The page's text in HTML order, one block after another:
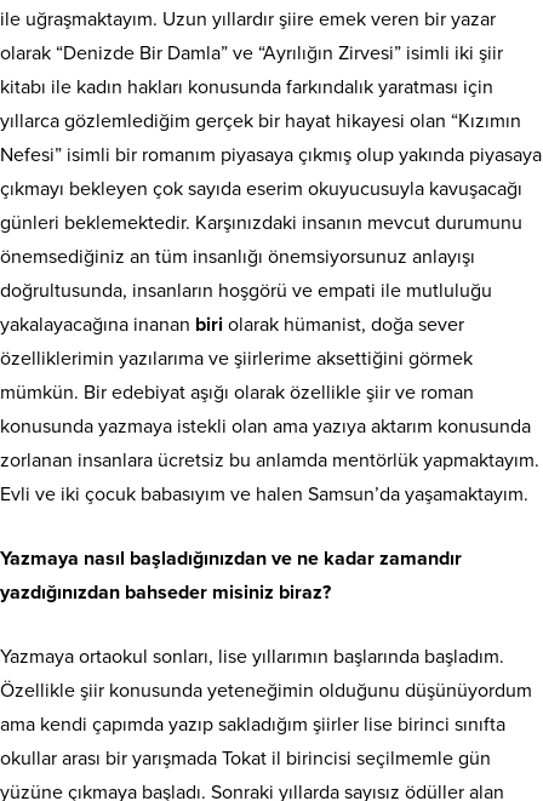
ile uğraşmaktayım. Uzun yıllardır şiire emek veren bir yazar
olarak “Denizde Bir Damla” ve “Ayrılığın Zirvesi” isimli iki şiir
kitabı ile kadın hakları konusunda farkındalık yaratması için
yıllarca gözlemlediğim gerçek bir hayat hikayesi olan “Kızımın
Nefesi” isimli bir romanım piyasaya çıkmış olup yakında piyasaya
çıkmayı bekleyen çok sayıda eserim okuyucusuyla kavuşacağı
günleri beklemektedir. Karşınızdaki insanın mevcut durumunu
önemsediğiniz an tüm insanlığı önemsiyorsunuz anlayışı
doğrultusunda, insanların hoşgörü ve empati ile mutluluğu
yakalayacağına inanan biri olarak hümanist, doğa sever
özelliklerimin yazılarıma ve şiirlerime aksettiğini görmek
mümkün. Bir edebiyat aşığı olarak özellikle şiir ve roman
konusunda yazmaya istekli olan ama yazıya aktarım konusunda
zorlanan insanlara ücretsiz bu anlamda mentörlük yapmaktayım.
Evli ve iki çocuk babasıyım ve halen Samsun’da yaşamaktayım.
Yazmaya nasıl başladığınızdan ve ne kadar zamandır
yazdığınızdan bahseder misiniz biraz?
Yazmaya ortaokul sonları, lise yıllarımın başlarında başladım.
Özellikle şiir konusunda yeteneğimin olduğunu düşünüyordum
ama kendi çapımda yazıp sakladığım şiirler lise birinci sınıfta
okullar arası bir yarışmada Tokat il birincisi seçilmemle gün
yüzüne çıkmaya başladı. Sonraki yıllarda sayısız ödüller alan